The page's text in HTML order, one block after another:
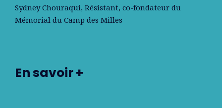
Sydney Chouraqui, Résistant, co-fondateur du
Mémorial du Camp des Milles
En savoir +